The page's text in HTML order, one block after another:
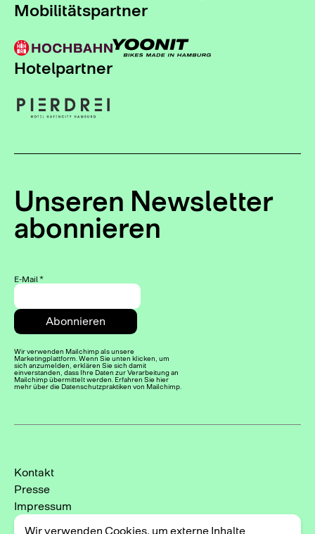
Mobilitätspartner
Hotelpartner
Unseren Newsletter
abonnieren
E-Mail *
Wir verwenden Mailchimp als unsere
Marketingplattform. Wenn Sie unten klicken, um
sich anzumelden, erklären Sie sich damit
einverstanden, dass Ihre Daten zur Verarbeitung an
Mailchimp übermittelt werden. Erfahren Sie hier
mehr über die Datenschutzpraktiken von Mailchimp.
Kontakt
Presse
Impressum
Datenschutzerklärung
Wir verwenden Cookies, um externe Inhalte